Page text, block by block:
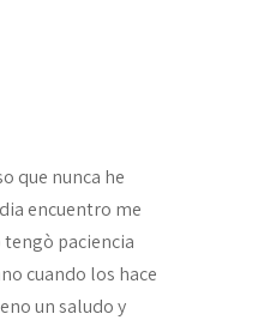
que nunca he
encuentro me
paciencia
cuando los hace
un saludo y